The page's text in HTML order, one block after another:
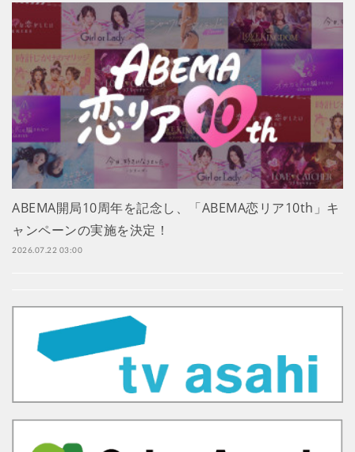
ABEMA開局10周年を記念し、「ABEMA恋リア10th」キ
ャンペーンの実施を決定！
2026.07.22 03:00